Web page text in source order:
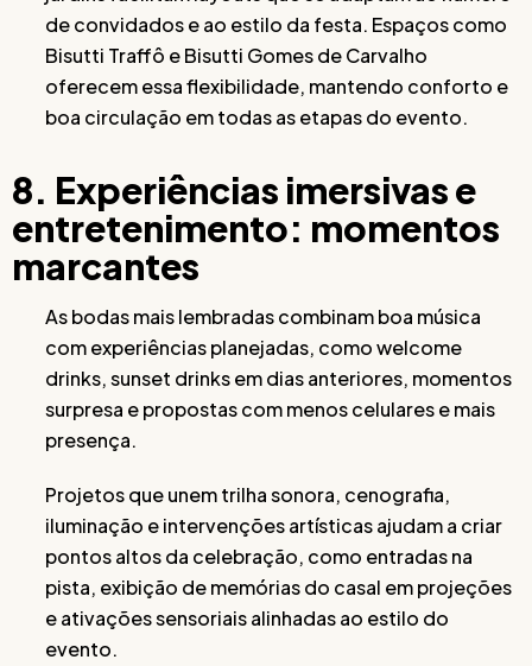
de convidados e ao estilo da festa. Espaços como
Bisutti Traffô e Bisutti Gomes de Carvalho
oferecem essa flexibilidade, mantendo conforto e
boa circulação em todas as etapas do evento.
8. Experiências imersivas e
entretenimento: momentos
marcantes
As bodas mais lembradas combinam boa música
com experiências planejadas, como welcome
drinks, sunset drinks em dias anteriores, momentos
surpresa e propostas com menos celulares e mais
presença.
Projetos que unem trilha sonora, cenografia,
iluminação e intervenções artísticas ajudam a criar
pontos altos da celebração, como entradas na
pista, exibição de memórias do casal em projeções
e ativações sensoriais alinhadas ao estilo do
evento.